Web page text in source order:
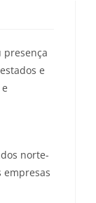
presença
e
norte-
empresas